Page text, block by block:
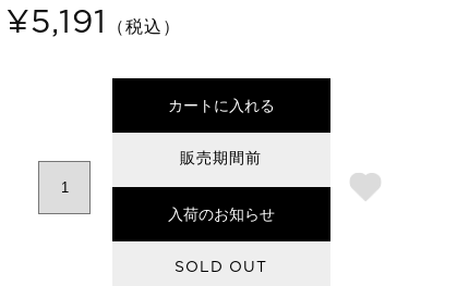
¥5,191 （税込）
カートに入れる
販売期間前
入荷のお知らせ
SOLD OUT